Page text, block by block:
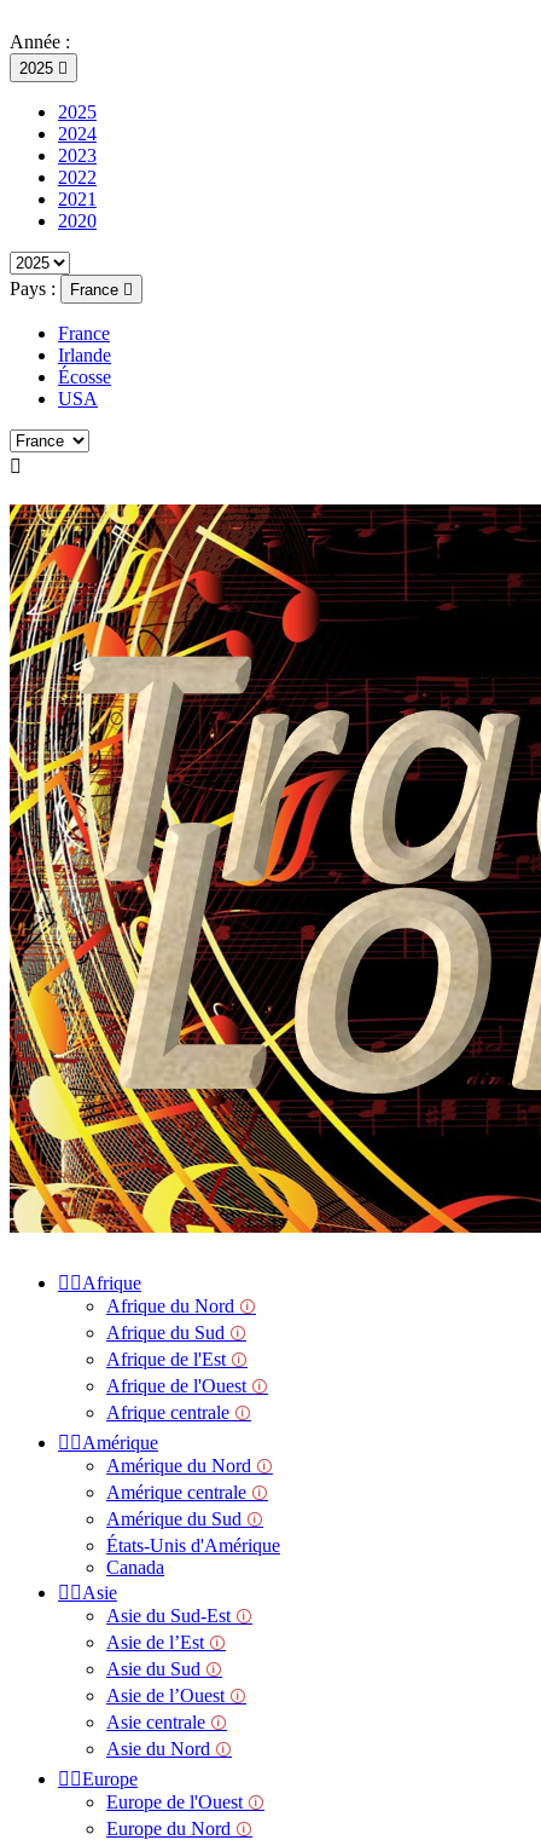
Année :
2025 
2025
2024
2023
2022
2021
2020
Pays : France 
France
Irlande
Écosse
USA

 Afrique
Afrique du Nord 🛈
Afrique du Sud 🛈
Afrique de l'Est 🛈
Afrique de l'Ouest 🛈
Afrique centrale 🛈
 Amérique
Amérique du Nord 🛈
Amérique centrale 🛈
Amérique du Sud 🛈
États-Unis d'Amérique
Canada
 Asie
Asie du Sud-Est 🛈
Asie de l’Est 🛈
Asie du Sud 🛈
Asie de l’Ouest 🛈
Asie centrale 🛈
Asie du Nord 🛈
 Europe
Europe de l'Ouest 🛈
Europe du Nord 🛈